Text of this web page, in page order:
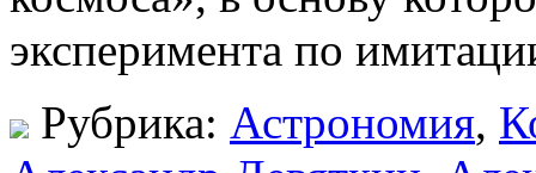
эксперимента по
Рубрика: Астрономия,